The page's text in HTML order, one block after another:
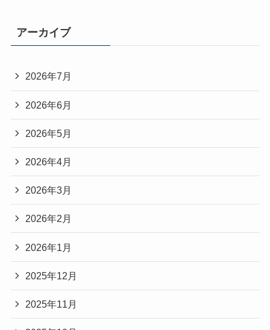
アーカイブ
2026年7月
2026年6月
2026年5月
2026年4月
2026年3月
2026年2月
2026年1月
2025年12月
2025年11月